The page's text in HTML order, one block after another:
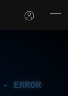
- ERROR